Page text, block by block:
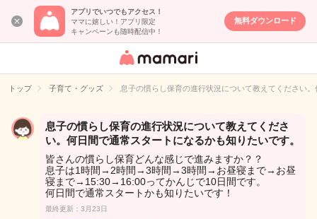
アプリでいつでもアクセス！
ママに嬉しい！アプリ限定
キャンペーンも随時配信中！
無料ダウンロード
女性専用匿名QA
イト
トップ 子育て・グッズ 息子の慣らし保育の進行状況について教えてください
息子の慣らし保育の進行状況について教えてくださ
い。何日間で通常スタートになるかも知りたいです。
皆さんの慣らし保育どんな感じで進みますか？？
息子は1時間→2時間→3時間→3時間→お昼寝まで→お昼
寝まで→15:30→16:00ってかんじで10日間です。
何日間で通常スタートかも知りたいです！
最終更新：3月23日